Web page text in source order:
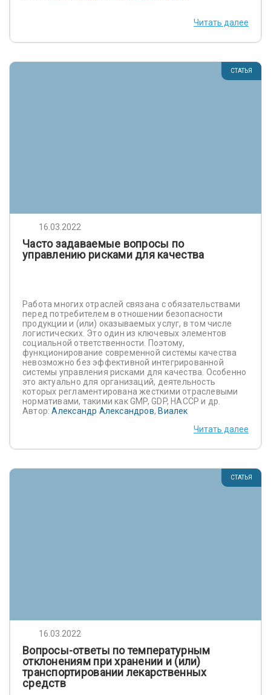
Читать далее
СТАТЬЯ
16.03.2022
Часто задаваемые вопросы по
управлению рисками для качества
Работа многих отраслей связана с обязательствами
перед потребителем в отношении безопасности
продукции и (или) оказываемых услуг, в том числе
логистических. Это один из ключевых элементов
социальной ответственности. Поэтому,
функционирование современной системы качества
невозможно без эффективной интегрированной
системы управления рисками для качества. Особенно
это актуально для организаций, деятельность
которых регламентирована жесткими отраслевыми
нормативами, такими как GMP, GDP, HACCP и др.
Автор:Александр Александров, Виалек
Читать далее
СТАТЬЯ
16.03.2022
Вопросы-ответы по температурным
отклонениям при хранении и (или)
транспортировании лекарственных
средств